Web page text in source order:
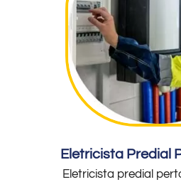
Eletricista Predial
Eletricista predial